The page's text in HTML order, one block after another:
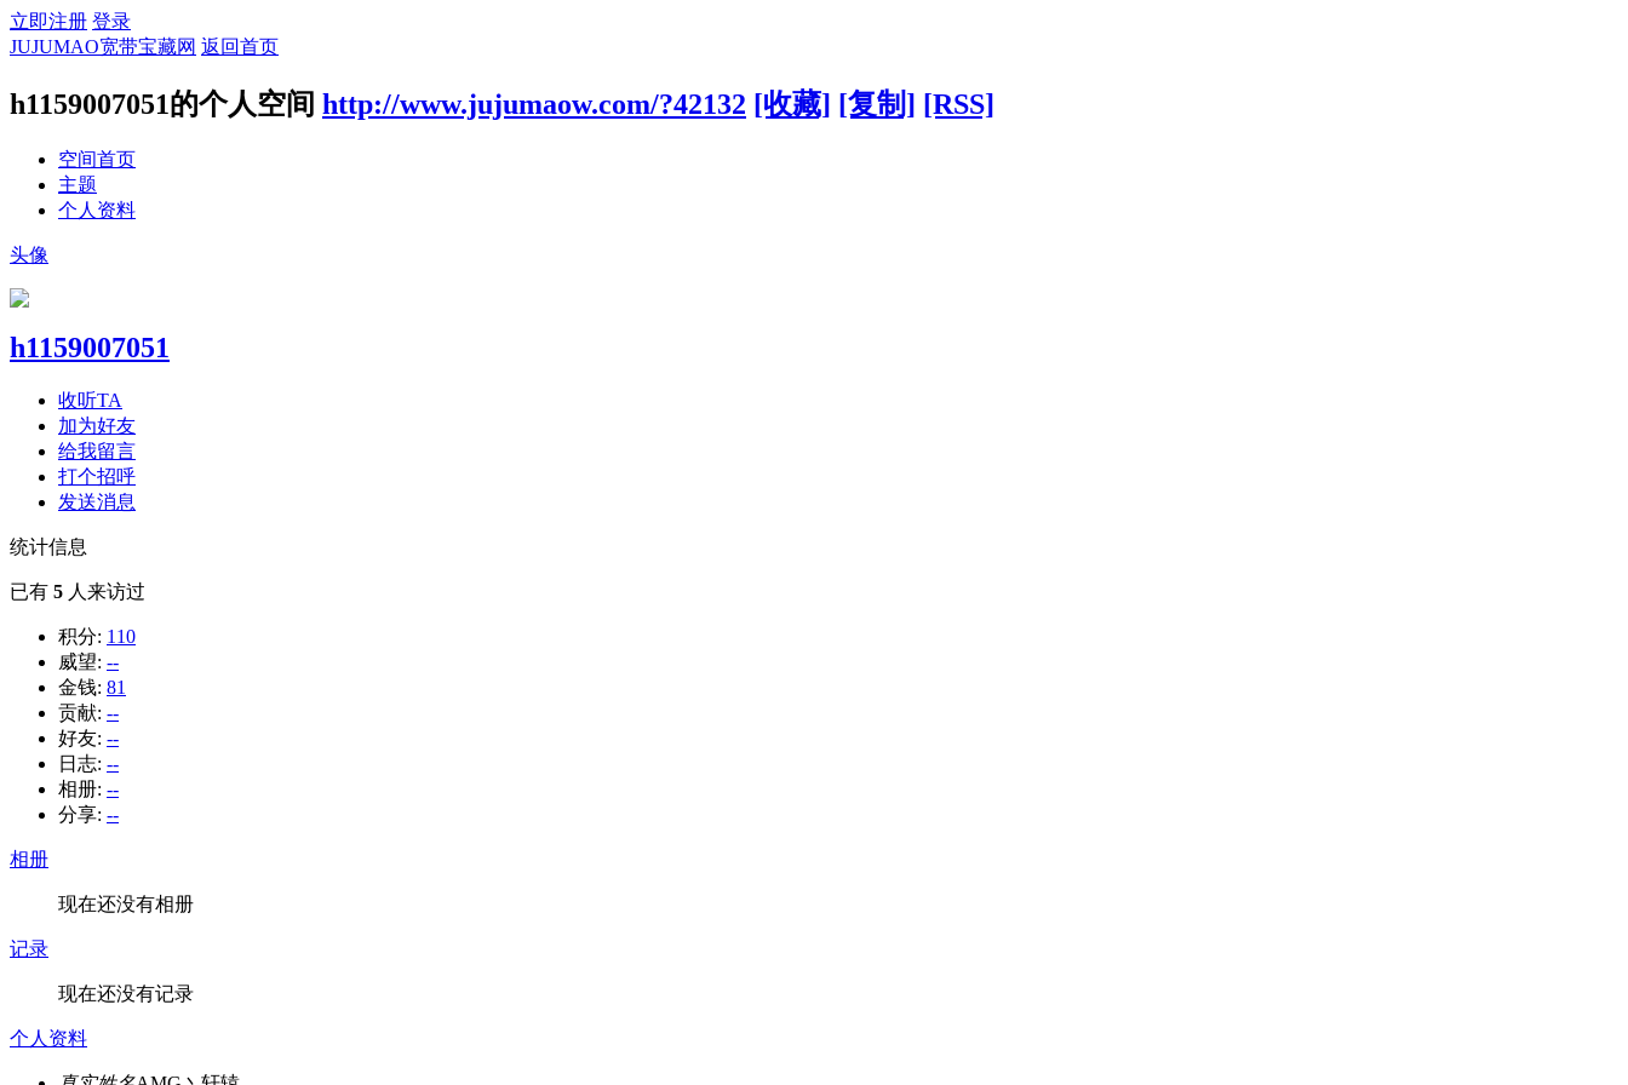
立即注册 登录
JUJUMAO宽带宝藏网 返回首页
h1159007051的个人空间 http://www.jujumaow.com/?42132 [收藏] [复制] [RSS]
空间首页
主题
个人资料
头像
h1159007051
收听TA
加为好友
给我留言
打个招呼
发送消息
统计信息
已有 5 人来访过
积分: 110
威望: --
金钱: 81
贡献: --
好友: --
日志: --
相册: --
分享: --
相册
现在还没有相册
记录
现在还没有记录
个人资料